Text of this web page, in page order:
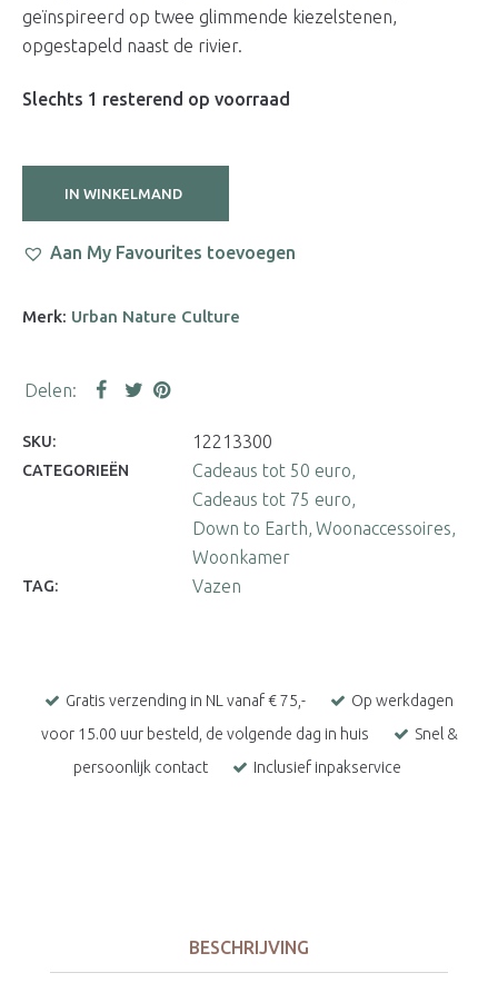
geïnspireerd op twee glimmende kiezelstenen,
opgestapeld naast de rivier.
Slechts 1 resterend op voorraad
IN WINKELMAND
Aan My Favourites toevoegen
Merk: Urban Nature Culture
SKU: 12213300
CATEGORIEËN
Cadeaus tot 50 euro
Cadeaus tot 75 euro
Down to Earth Woonaccessoires
Woonkamer
TAG: Vazen
Gratis verzending in NL vanaf € 75,-
Op werkdagen
voor 15.00 uur besteld, de volgende dag in huis
Snel &
persoonlijk contact
Inclusief inpakservice
BESCHRIJVING